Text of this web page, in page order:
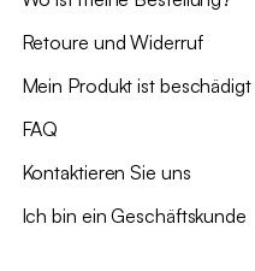
Retoure und Widerruf
Mein Produkt ist beschädigt
FAQ
Kontaktieren Sie uns
Ich bin ein Geschäftskunde